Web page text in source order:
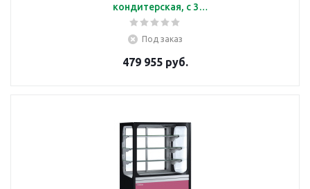
кондитерская, с 3
полками, с подсветкой
Под заказ
479 955 руб.